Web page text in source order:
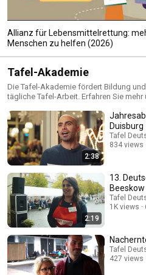
Allianz für Lebensmittelrettung:
Menschen zu helfen (2026)
Tafel-Akademie
Die Tafel-Akademie fördert Bildung
tägliche Tafel-Arbeit. Erfahren Sie
2:38
Duisburg
Tafel
834 views
2:19
13.
Beeskow
Tafel
1K views
Tafel
427 views